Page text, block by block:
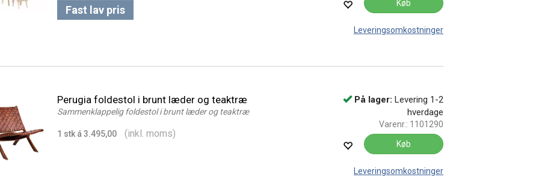
Fast lav pris
Køb
Leveringsomkostninger
Perugia foldestol i brunt læder og teaktræ
Sammenklappelig foldestol i brunt læder og teaktræ
1 stk á 3.495,00 (inkl. moms)
På lager: Levering 1-2
hverdage
Varenr.: 1101290
Køb
Leveringsomkostninger